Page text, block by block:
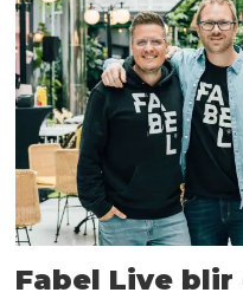
Fabel Live blir